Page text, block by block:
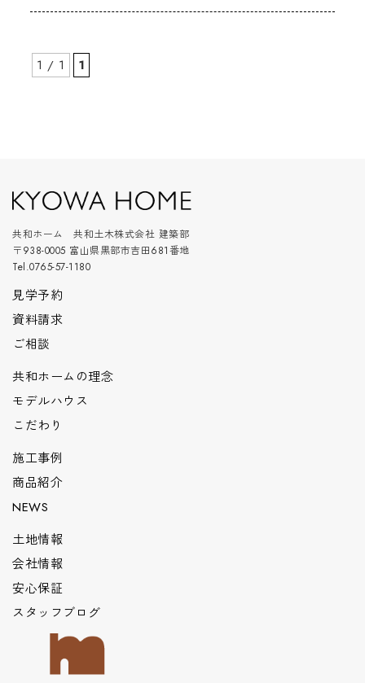
1 / 1 1
共和ホーム 共和土木株式会社 建築部
〒938-0005 富山県黒部市吉田681番地
Tel.0765-57-1180
見学予約
資料請求
ご相談
共和ホームの理念
モデルハウス
こだわり
施工事例
商品紹介
NEWS
土地情報
会社情報
安心保証
スタッフブログ